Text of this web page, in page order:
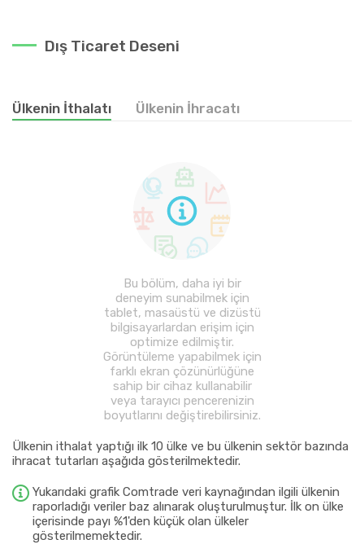
Dış Ticaret Deseni
Ülkenin İthalatı Ülkenin İhracatı
Bu bölüm, daha iyi bir
deneyim sunabilmek için
tablet, masaüstü ve dizüstü
bilgisayarlardan erişim için
optimize edilmiştir.
Görüntüleme yapabilmek için
farklı ekran çözünürlüğüne
sahip bir cihaz kullanabilir
veya tarayıcı pencerenizin
boyutlarını değiştirebilirsiniz.
Ülkenin ithalat yaptığı ilk 10 ülke ve bu ülkenin sektör bazında
ihracat tutarları aşağıda gösterilmektedir.
Yukarıdaki grafik Comtrade veri kaynağından ilgili ülkenin
raporladığı veriler baz alınarak oluşturulmuştur. İlk on ülke
içerisinde payı %1'den küçük olan ülkeler
gösterilmemektedir.